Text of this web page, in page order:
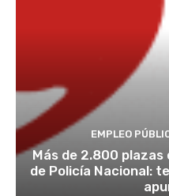
EMPLEO
Más de 2.800 plazas
de Policía Nacional: